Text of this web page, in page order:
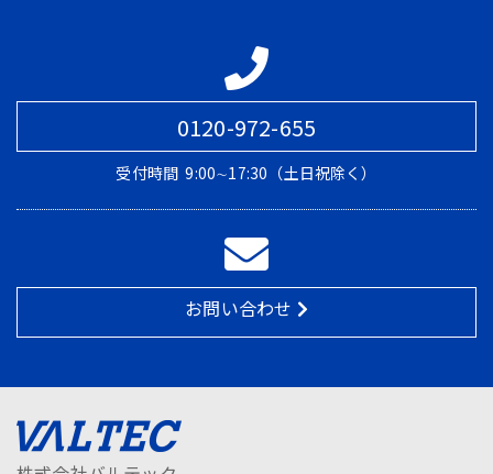
0120-972-655
受付時間 9:00∼17:30（土日祝除く）
お問い合わせ